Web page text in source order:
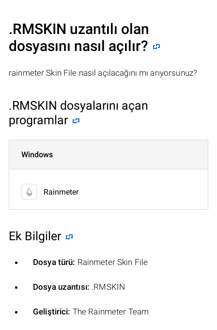
.RMSKIN uzantılı olan
dosyasını nasıl açılır?
rainmeter Skin File nasıl açılacağını mı arıyorsunuz?
.RMSKIN dosyalarını açan
programlar
Windows
Rainmeter
Ek Bilgiler
Dosya türü: Rainmeter Skin File
Dosya uzantısı: .RMSKIN
Geliştirici: The Rainmeter Team